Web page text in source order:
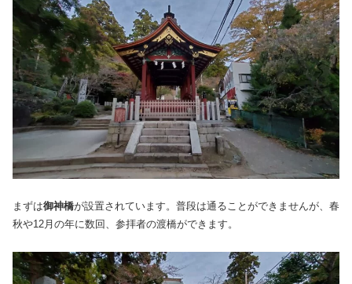
まずは御神橋が設置されています。普段は通ることができませんが、春
秋や12月の年に数回、参拝者の渡橋ができます。